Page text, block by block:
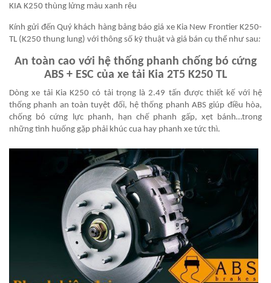
KIA K250 thùng lửng màu xanh rêu
Kính gửi đến Quý khách hàng bảng báo giá xe Kia New Frontier K250-
TL (K250 thung lung) với thông số kỹ thuật và giá bán cụ thể như sau:
An toàn cao với hệ thống phanh chống bó cứng
ABS + ESC của xe tải Kia 2T5 K250 TL
Dòng xe tải Kia K250 có tải trọng là 2.49 tấn được thiết kế với hệ
thống phanh an toàn tuyệt đối, hệ thống phanh ABS giúp điều hòa,
chống bó cứng lực phanh, hạn chế phanh gấp, xẹt bánh…trong
những tình huống gặp phải khúc cua hay phanh xe tức thì.